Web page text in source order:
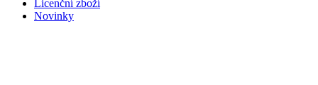
Licenční zboží
Novinky